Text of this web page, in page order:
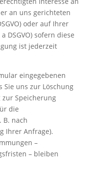
an uns gerichteten
oder auf Ihrer
DSGVO) sofern diese
ist jederzeit
eingegebenen
Sie uns zur Löschung
Speicherung
die
B. nach
Ihrer Anfrage).
–
– bleiben